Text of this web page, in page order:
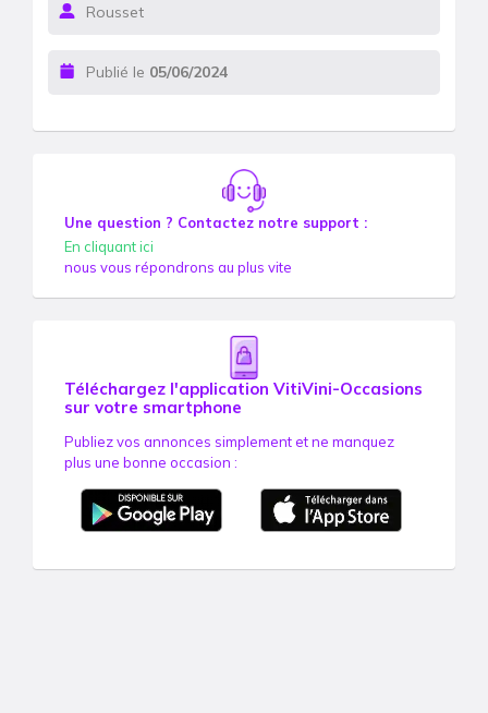
Rousset
Publié le 05/06/2024
Une question ? Contactez notre support :
En cliquant ici
nous vous répondrons au plus vite
Téléchargez l'application VitiVini-Occasions
sur votre smartphone
Publiez vos annonces simplement et ne manquez
plus une bonne occasion :